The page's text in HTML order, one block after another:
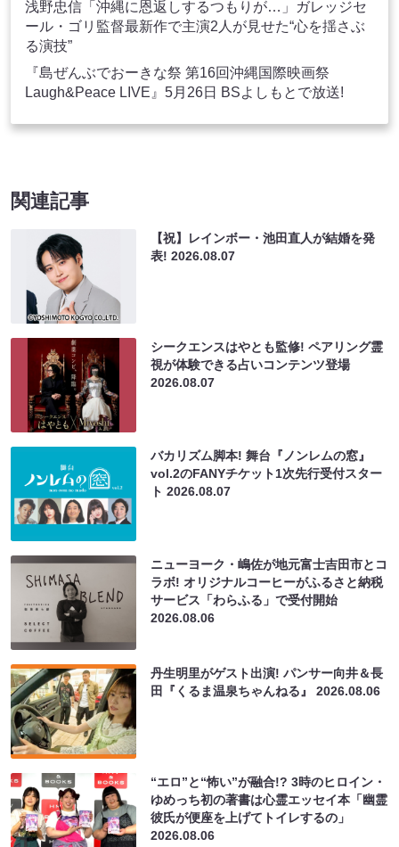
浅野忠信「沖縄に恩返しするつもりが…」ガレッジセ
ール・ゴリ監督最新作で主演2人が見せた“心を揺さぶ
る演技”
『島ぜんぶでおーきな祭 第16回沖縄国際映画祭
Laugh&Peace LIVE』5月26日 BSよしもとで放送!
関連記事
【祝】レインボー・池田直人が結婚を発
表!2026.08.07
シークエンスはやとも監修! ペアリング霊
視が体験できる占いコンテンツ登場
2026.08.07
バカリズム脚本! 舞台『ノンレムの窓』
vol.2のFANYチケット1次先行受付スター
ト2026.08.07
ニューヨーク・嶋佐が地元富士吉田市とコ
ラボ! オリジナルコーヒーがふるさと納税
サービス「わらふる」で受付開始
2026.08.06
丹生明里がゲスト出演! パンサー向井＆長
田『くるま温泉ちゃんねる』2026.08.06
“エロ”と“怖い”が融合!? 3時のヒロイン・
ゆめっち初の著書は心霊エッセイ本「幽霊
彼氏が便座を上げてトイレするの」
2026.08.06